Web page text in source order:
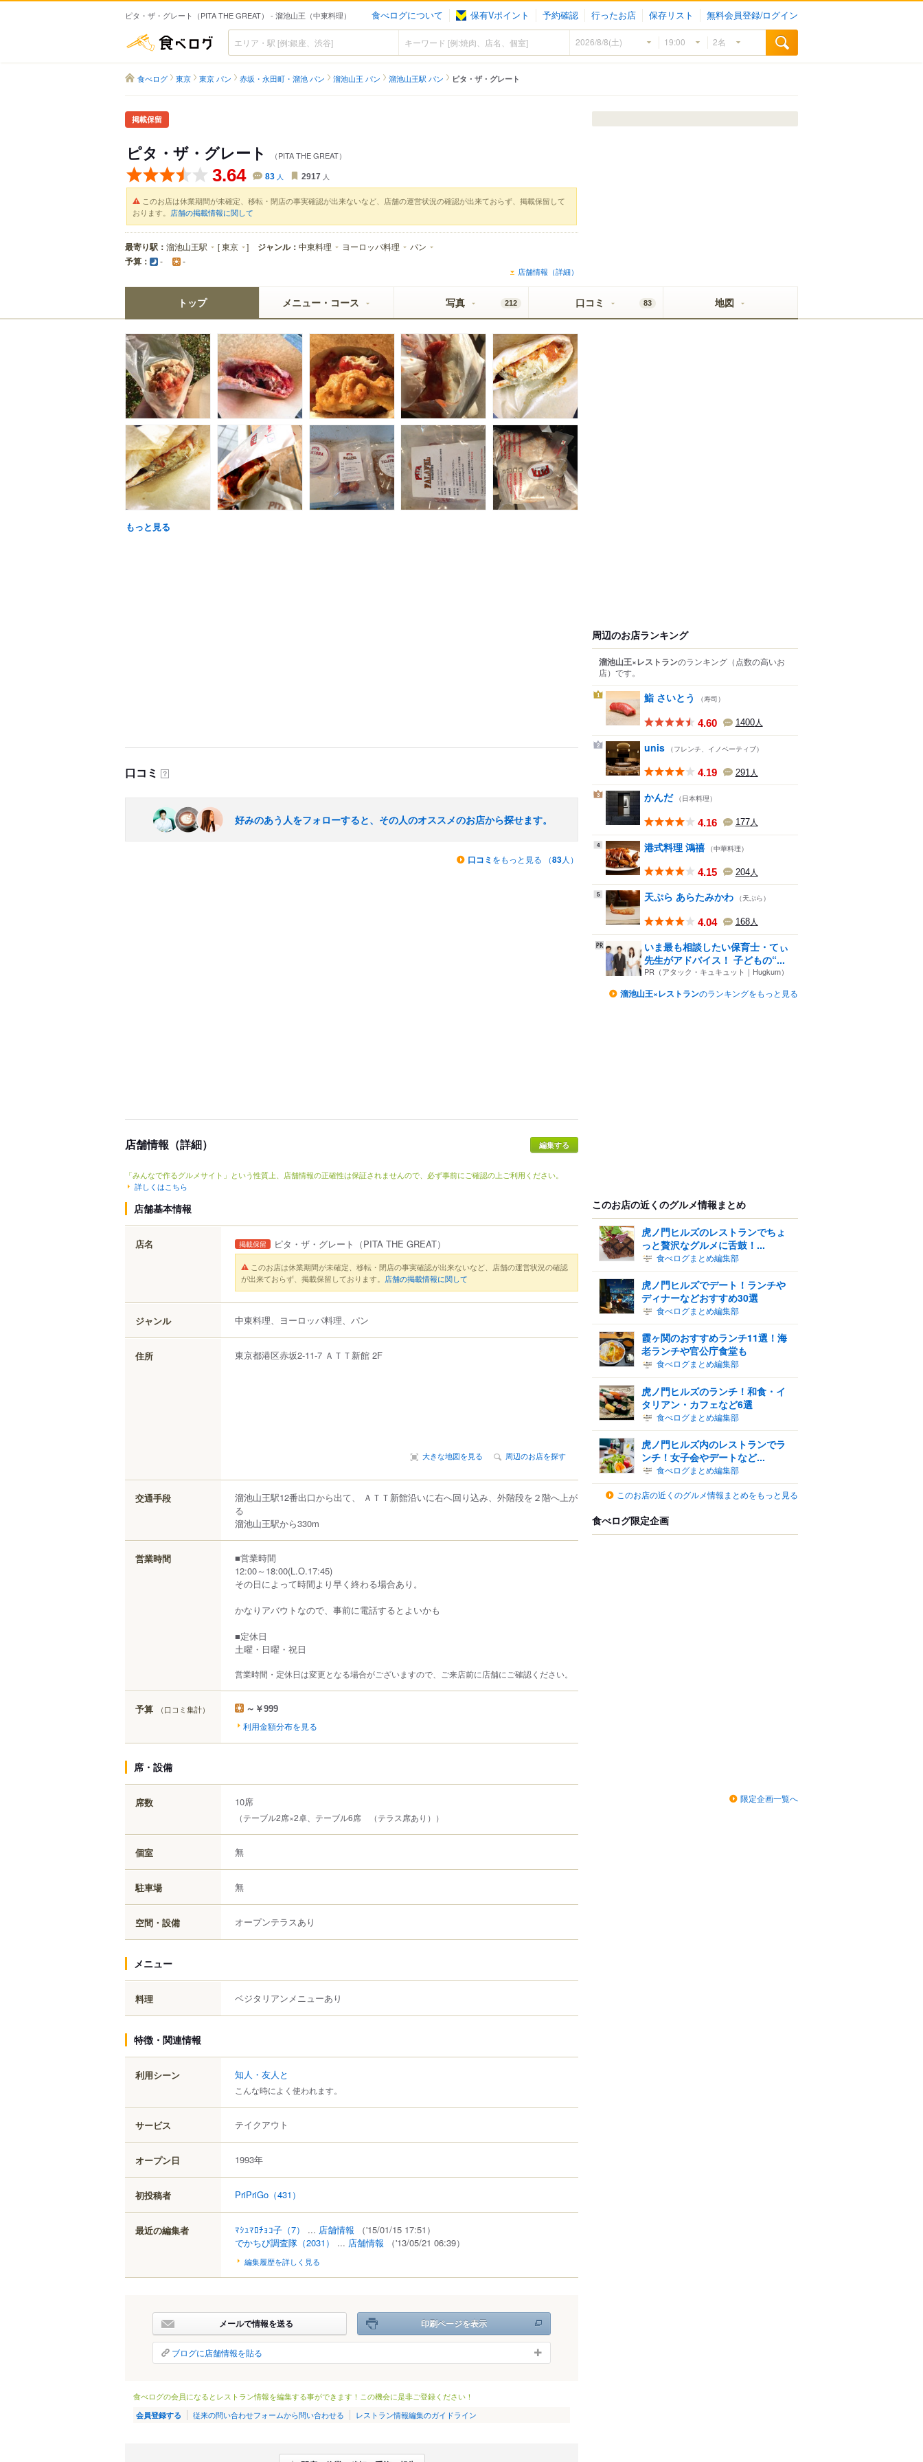
ピタ・ザ・グレート（PITA THE GREAT） - 溜池山王（中東料理） 食べログについて 保有Vポイント 予約確認 行ったお店 保存リスト 無料会員登録/ログイン
食べログ
食べログ 東京 東京 パン 赤坂・永田町・溜池 パン 溜池山王 パン 溜池山王駅 パン ピタ・ザ・グレート
掲載保留
ピタ・ザ・グレート （PITA THE GREAT）
3.64 83 人 2917 人
このお店は休業期間が未確定、移転・閉店の事実確認が出来ないなど、店舗の運営状況の確認が出来ておらず、掲載保留して
おります。 店舗の掲載情報に関して
最寄り駅： 溜池山王駅 [東京 ] ジャンル： 中東料理 ヨーロッパ料理 パン
予算： - -
店舗情報（詳細）
トップ メニュー・コース 写真 212 口コミ 83 地図
もっと見る
口コミ ？
好みのあう人をフォローすると、その人のオススメのお店から探せます。
口コミ をもっと見る （83人）
店舗情報（詳細）
「みんなで作るグルメサイト」という性質上、店舗情報の正確性は保証されませんので、必ず事前にご確認の上ご利用ください。
詳しくはこちら
店舗基本情報
店名 掲載保留 ピタ・ザ・グレート （PITA THE GREAT）
このお店は休業期間が未確定、移転・閉店の事実確認が出来ないなど、店舗の運営状況の確認
が出来ておらず、掲載保留しております。 店舗の掲載情報に関して
ジャンル 中東料理、ヨーロッパ料理、パン
住所 東京都港区赤坂2-11-7 ＡＴＴ新館 2F
大きな地図を見る 周辺のお店を探す
交通手段
溜池山王駅12番出口から出て、 ＡＴＴ新館沿いに右へ回り込み、外階段を２階へ上が
る
溜池山王駅から330m
営業時間
■営業時間
12:00～18:00(L.O.17:45)
その日によって時間より早く終わる場合あり。
かなりアバウトなので、事前に電話するとよいかも
■定休日
土曜・日曜・祝日
営業時間・定休日は変更となる場合がございますので、ご来店前に店舗にご確認ください。
予算 （口コミ集計） ～￥999
利用金額分布を見る
席・設備
席数 10席
（テーブル2席×2卓、テーブル6席 （テラス席あり））
個室 無
駐車場 無
空間・設備 オープンテラスあり
メニュー
料理 ベジタリアンメニューあり
特徴・関連情報
利用シーン 知人・友人と
こんな時によく使われます。
サービス テイクアウト
オープン日 1993年
初投稿者 PriPriGo （431）
最近の編集者 ﾏｼｭﾏﾛﾁｮｺ子 （7） ... 店舗情報
（'15/01/15 17:51）
でかちび調査隊 （2031） ... 店舗情報 （'13/05/21 06:39）
編集履歴を詳しく見る
メールで情報を送る 印刷ページを表示
ブログに店舗情報を貼る
食べログの会員になるとレストラン情報を編集する事ができます！この機会に是非ご登録ください！
会員登録する 従来の問い合わせフォームから問い合わせる レストラン情報編集のガイドライン
周辺のお店ランキング
溜池山王×レストランのランキング （点数の高いお
店） です。
1 鮨 さいとう （寿司）
4.60 1400人
2 unis （フレンチ、イノベーティブ）
4.19 291 人
3 かんだ （日本料理）
4.16 177人
4 港式料理 鴻禧 （中華料理）
4.15 204人
5 天ぷら あらたみかわ （天ぷら）
4.04 168人
いま最も相談したい保育士・てぃ
先生がアドバイス！ 子どもの“...
PR（アタック・キュキュット｜Hugkum）
溜池山王×レストランのランキングをもっと見る
このお店の近くのグルメ情報まとめ
虎ノ門ヒルズのレストランでちょ
っと贅沢なグルメに舌鼓！...
食べログまとめ編集部
虎ノ門ヒルズでデート！ランチや
ディナーなどおすすめ30選
食べログまとめ編集部
霞ヶ関のおすすめランチ11選！海
老ランチや官公庁食堂も
食べログまとめ編集部
虎ノ門ヒルズのランチ！和食・イ
タリアン・カフェなど6選
食べログまとめ編集部
虎ノ門ヒルズ内のレストランでラ
ンチ！女子会やデートなど...
食べログまとめ編集部
このお店の近くのグルメ情報まとめをもっと見る
食べログ限定企画
限定企画一覧へ